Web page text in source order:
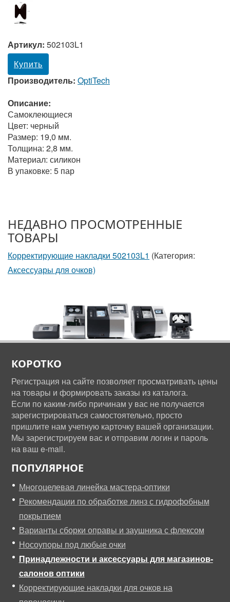
Артикул: 502103L1
Купить
Производитель: OptiTech
Описание:
Самоклеющиеся
Цвет: черный
Размер: 19,0 мм.
Толщина: 2,8 мм.
Материал: силикон
В упаковке: 5 пар
НЕДАВНО ПРОСМОТРЕННЫЕ
ТОВАРЫ
Корректирующие накладки 502103L1 (Категория:
Аксессуары для очков)
КОРОТКО
Регистрация на сайте позволяет просматривать цены
на товары и формировать заказы из каталога.
Если по каким-либо причинам у вас не получается
зарегистрироваться самостоятельно, просто
пришлите нам учетную карточку вашей организации.
Мы зарегистрируем вас и отправим логин и пароль
на ваш e-mail.
ПОПУЛЯРНОЕ
Многоцелевая линейка мастера-оптики
Рекомендации по обработке линз с гидрофобным
покрытием
Варианты сборки оправы и заушника с флексом
Носоупоры под любые очки
Принадлежности и аксессуары для магазинов-
салонов оптики
Корректирующие накладки для очков на